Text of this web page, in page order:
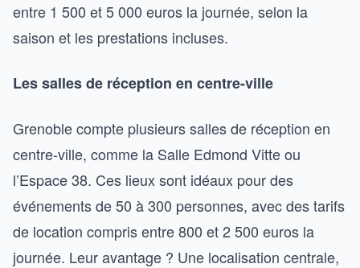
entre 1 500 et 5 000 euros la journée, selon la
saison et les prestations incluses.
Les salles de réception en centre-ville
Grenoble compte plusieurs salles de réception en
centre-ville, comme la Salle Edmond Vitte ou
l’Espace 38. Ces lieux sont idéaux pour des
événements de 50 à 300 personnes, avec des tarifs
de location compris entre 800 et 2 500 euros la
journée. Leur avantage ? Une localisation centrale,